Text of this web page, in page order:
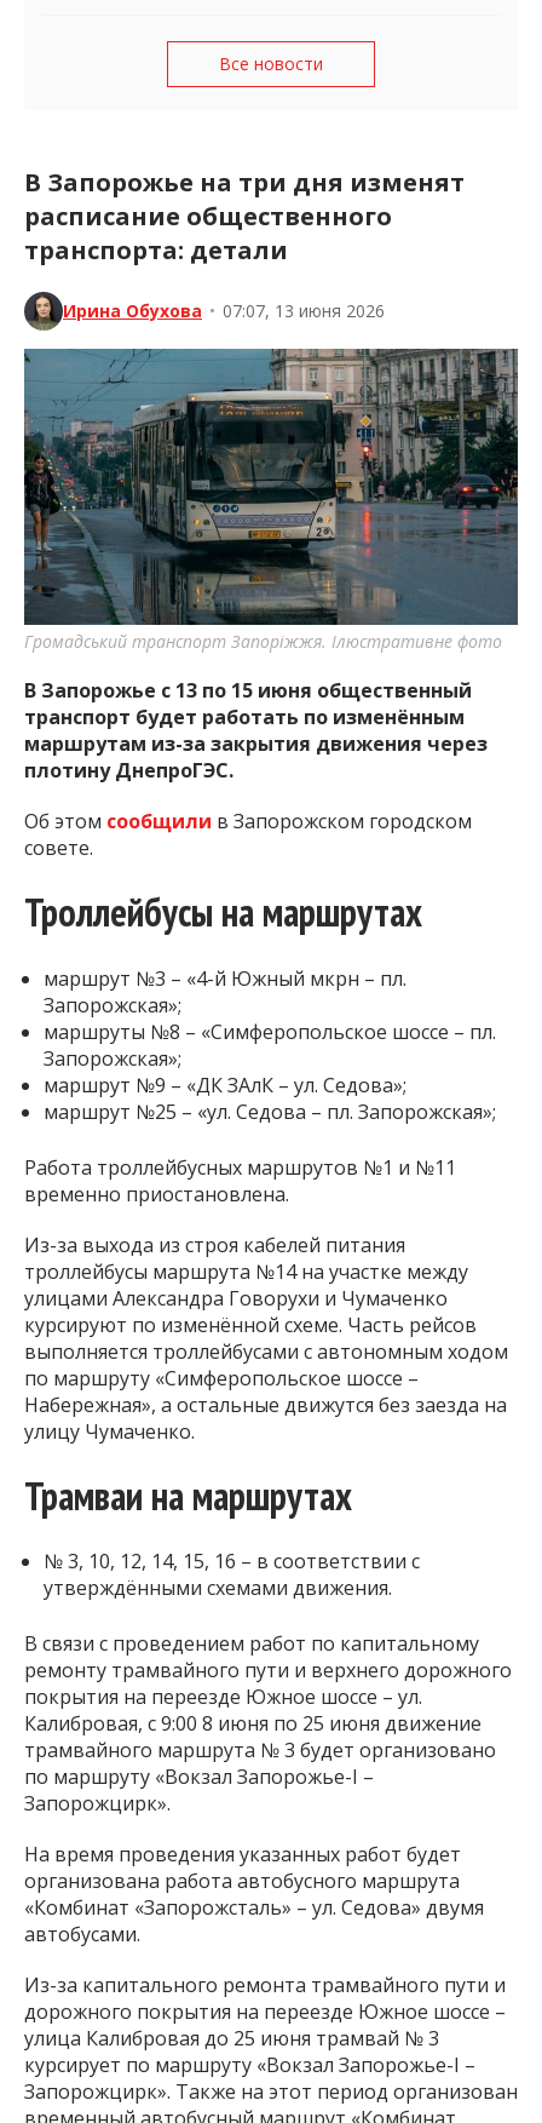
Все новости
В Запорожье на три дня изменят
расписание общественного
транспорта: детали
Ирина Обухова • 07:07, 13 июня 2026
Громадський транспорт Запоріжжя. Ілюстративне фото
В Запорожье с 13 по 15 июня общественный
транспорт будет работать по изменённым
маршрутам из-за закрытия движения через
плотину ДнепроГЭС.
Об этом сообщили в Запорожском городском
совете.
Троллейбусы на маршрутах
маршрут №3 – «4-й Южный мкрн – пл.
Запорожская»;
маршруты №8 – «Симферопольское шоссе – пл.
Запорожская»;
маршрут №9 – «ДК ЗАлК – ул. Седова»;
маршрут №25 – «ул. Седова – пл. Запорожская»;
Работа троллейбусных маршрутов №1 и №11
временно приостановлена.
Из-за выхода из строя кабелей питания
троллейбусы маршрута №14 на участке между
улицами Александра Говорухи и Чумаченко
курсируют по изменённой схеме. Часть рейсов
выполняется троллейбусами с автономным ходом
по маршруту «Симферопольское шоссе –
Набережная», а остальные движутся без заезда на
улицу Чумаченко.
Трамваи на маршрутах
№ 3, 10, 12, 14, 15, 16 – в соответствии с
утверждёнными схемами движения.
В связи с проведением работ по капитальному
ремонту трамвайного пути и верхнего дорожного
покрытия на переезде Южное шоссе – ул.
Калибровая, с 9:00 8 июня по 25 июня движение
трамвайного маршрута № 3 будет организовано
по маршруту «Вокзал Запорожье-І –
Запорожцирк».
На время проведения указанных работ будет
организована работа автобусного маршрута
«Комбинат «Запорожсталь» – ул. Седова» двумя
автобусами.
Из-за капитального ремонта трамвайного пути и
дорожного покрытия на переезде Южное шоссе –
улица Калибровая до 25 июня трамвай № 3
курсирует по маршруту «Вокзал Запорожье-І –
Запорожцирк». Также на этот период организован